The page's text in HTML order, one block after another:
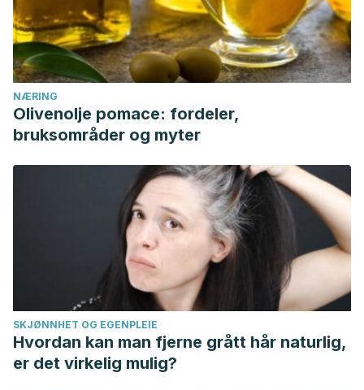
NÆRING
Olivenolje pomace: fordeler,
bruksområder og myter
SKJØNNHET OG EGENPLEIE
Hvordan kan man fjerne grått hår naturlig,
er det virkelig mulig?